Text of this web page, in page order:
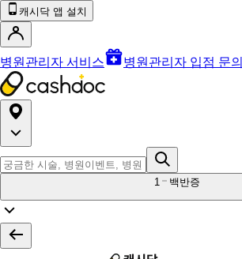
캐시닥 앱 설치
병원관리자 서비스 병원관리자 입점 문의
1 백반증